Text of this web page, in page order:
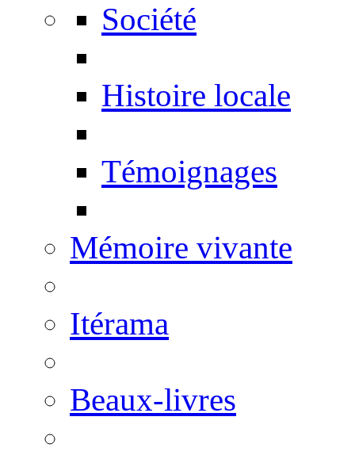
Société
Histoire locale
Témoignages
Mémoire vivante
Itérama
Beaux-livres